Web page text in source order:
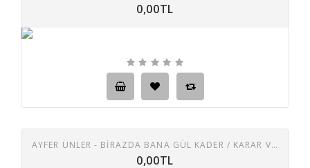
0,00TL
AYFER ÜNLER - BIRAZDA BANA GÜL KADER / KARAR VERDIM İÇMEMEĞE
0,00TL